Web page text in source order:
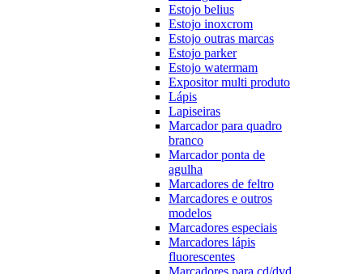
Estojo belius
Estojo inoxcrom
Estojo outras marcas
Estojo parker
Estojo watermam
Expositor multi produto
Lápis
Lapiseiras
Marcador para quadro
branco
Marcador ponta de
agulha
Marcadores de feltro
Marcadores e outros
modelos
Marcadores especiais
Marcadores lápis
fluorescentes
Marcadores para cd/dvd